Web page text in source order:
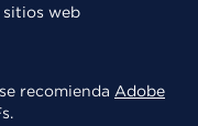
web
recomienda Adobe